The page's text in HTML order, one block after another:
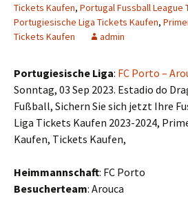
Tickets Kaufen, Portugal Fussball League
Portugiesische Liga Tickets Kaufen,
Tickets Kaufen
admin
Portugiesische Liga: FC Porto –
Sonntag, 03 Sep 2023. Estadio do
Fußball, Sichern Sie sich jetzt Ihre
Liga Tickets Kaufen 2023-2024,
Kaufen, Tickets Kaufen,
Heimmannschaft: FC Porto
Besucherteam: Arouca